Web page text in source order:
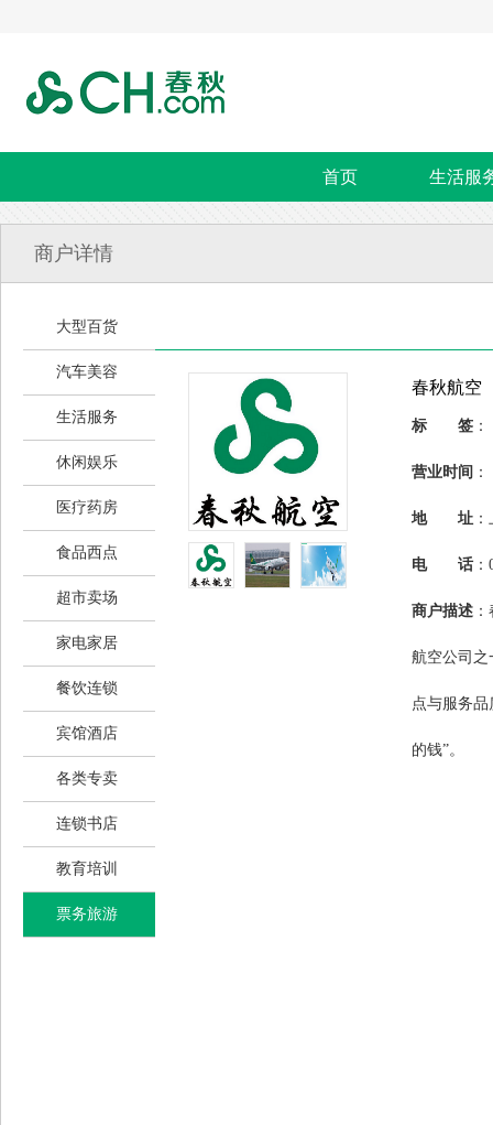
首页 生活服
商户详情
大型百货
汽车美容
生活服务
休闲娱乐
医疗药房
食品西点
超市卖场
家电家居
餐饮连锁
宾馆酒店
各类专卖
连锁书店
教育培训
票务旅游
春秋航空
标 签
营业时间 ：
地 址
电 话
商户描述
航空公司之
点与服务
的钱”。